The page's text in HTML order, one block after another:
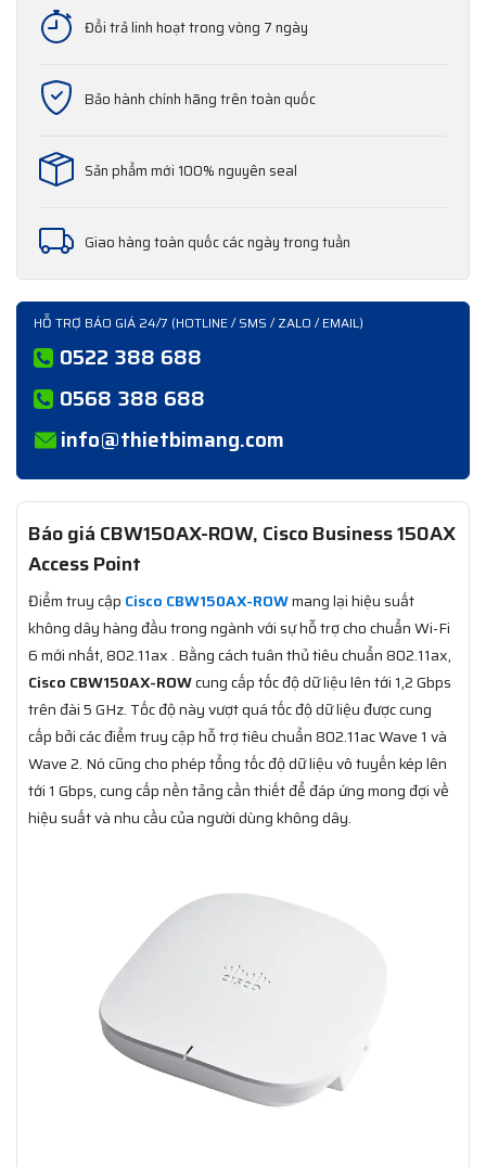
Đổi trả linh hoạt trong vòng 7 ngày
Bảo hành chính hãng trên toàn quốc
Sản phẩm mới 100% nguyên seal
Giao hàng toàn quốc các ngày trong tuần
HỖ TRỢ BÁO GIÁ 24/7 (HOTLINE / SMS / ZALO / EMAIL)
0522 388 688
0568 388 688
info@thietbimang.com
Báo giá CBW150AX-ROW, Cisco Business 150AX
Access Point
Điểm truy cập Cisco CBW150AX-ROWmang lại hiệu suất
không dây hàng đầu trong ngành với sự hỗ trợ cho chuẩn Wi-Fi
6 mới nhất, 802.11ax . Bằng cách tuân thủ tiêu chuẩn 802.11ax,
Cisco CBW150AX-ROWcung cấp tốc độ dữ liệu lên tới 1,2 Gbps
trên đài 5 GHz. Tốc độ này vượt quá tốc độ dữ liệu được cung
cấp bởi các điểm truy cập hỗ trợ tiêu chuẩn 802.11ac Wave 1 và
Wave 2. Nó cũng cho phép tổng tốc độ dữ liệu vô tuyến kép lên
tới 1 Gbps, cung cấp nền tảng cần thiết để đáp ứng mong đợi về
hiệu suất và nhu cầu của người dùng không dây.